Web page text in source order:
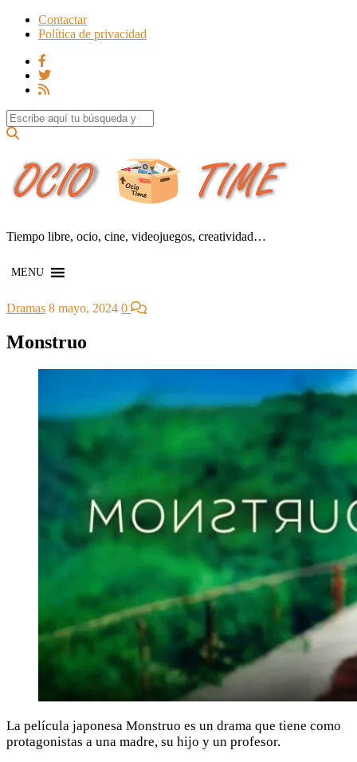
Contactar
Política de privacidad
Search for:
Tiempo libre, ocio, cine, videojuegos, creatividad…
MENU
Dramas 8 mayo, 2024 0
Monstruo
La película japonesa Monstruo es un drama que tiene como
protagonistas a una madre, su hijo y un profesor.